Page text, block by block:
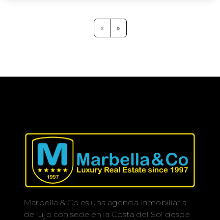
una experiencia de vida excepcional.
personalización. Ya sea que sueñes
adaptarse a tus necesidades.
Ubicada a solo unos minutos en
coche de Estepona y La Duquesa
Marina, y a poca distancia del Casares
caminatas o paseos en bicicleta por
verdaderamente lujoso.
aumentan la eficiencia energética,
sino que también crean una
conexión fluida entre los espacios
interiores y exteriores, perfectamente
adaptada al clima y estilo de vida
mediterráneo.
El amplio vestíbulo de entrada da la
« »
Marbella & Co es una agencia inmobiliaria
de lujo con sede en la Costa del Sol desde